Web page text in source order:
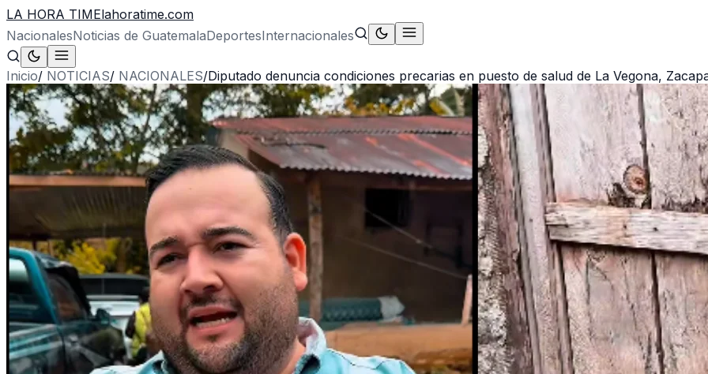
LA HORA TIMElahoratime.com
NacionalesNoticias de GuatemalaDeportesInternacionales
Inicio/ NOTICIAS/ NACIONALES/Diputado denuncia condiciones precarias en puesto de salud de La Vegona,